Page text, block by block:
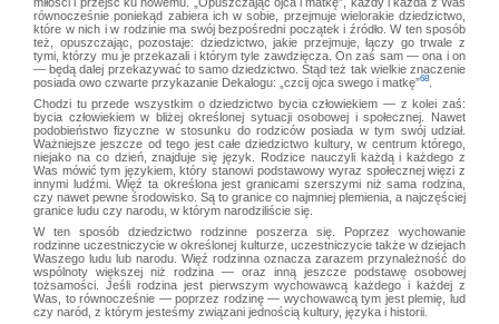
równocześnie poniekąd zabiera ich w sobie, przejmuje wielorakie dziedzictwo,
które w nich i w rodzinie ma swój bezpośredni początek i źródło. W ten sposób
też, opuszczając, pozostaje: dziedzictwo, jakie przejmuje, łączy go trwale z
tymi, którzy mu je przekazali i którym tyle zawdzięcza. On zaś sam — ona i on
— będą dalej przekazywać to samo dziedzictwo. Stąd też tak wielkie znaczenie
posiada owo czwarte przykazanie Dekalogu: „czcij ojca swego i matkę”68
Chodzi tu przede wszystkim o dziedzictwo bycia człowiekiem — z kolei zaś:
bycia człowiekiem w bliżej określonej sytuacji osobowej i społecznej. Nawet
podobieństwo fizyczne w stosunku do rodziców posiada w tym swój udział.
Ważniejsze jeszcze od tego jest całe dziedzictwo kultury, w centrum którego,
niejako na co dzień, znajduje się język. Rodzice nauczyli każdą i każdego z
Was mówić tym językiem, który stanowi podstawowy wyraz społecznej więzi z
innymi ludźmi. Więź ta określona jest granicami szerszymi niż sama rodzina,
czy nawet pewne środowisko. Są to granice co najmniej plemienia, a najczęściej
granice ludu czy narodu, w którym narodziliście się.
W ten sposób dziedzictwo rodzinne poszerza się. Poprzez wychowanie
rodzinne uczestniczycie w określonej kulturze, uczestniczycie także w dziejach
Waszego ludu lub narodu. Więź rodzinna oznacza zarazem przynależność do
wspólnoty większej niż rodzina — oraz inną jeszcze podstawę osobowej
tożsamości. Jeśli rodzina jest pierwszym wychowawcą każdego i każdej z
Was, to równocześnie — poprzez rodzinę — wychowawcą tym jest plemię, lud
czy naród, z którym jesteśmy związani jednością kultury, języka i historii.